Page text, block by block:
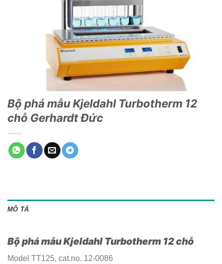
Bộ phá mẫu Kjeldahl Turbotherm 12
chỗ Gerhardt Đức
MÔ TẢ
Bộ phá mẫu Kjeldahl Turbotherm 12 chỗ
Model TT125, cat.no. 12-0086